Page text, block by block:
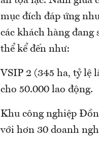
mục đích đáp ứng
các khách hàng đang
thể kể đến như:
VSIP 2 (345 ha, tỷ lệ
cho 50.000 lao động.
Khu công nghiệp
với hơn 30 doanh